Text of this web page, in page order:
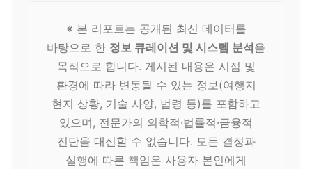
※ 본 리포트는 공개된 최신 데이터를
바탕으로 한 정보 큐레이션 및 시스템 분석을
목적으로 합니다. 게시된 내용은 시점 및
환경에 따라 변동될 수 있는 정보(여행지
현지 상황, 기술 사양, 법령 등)를 포함하고
있으며, 전문가의 의학적·법률적·금융적
진단을 대신할 수 없습니다. 모든 결정과
실행에 따른 책임은 사용자 본인에게